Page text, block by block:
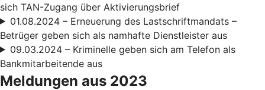
sich TAN-Zugang über Aktivierungsbrief
01.08.2024 – Erneuerung des Lastschriftmandats –
Betrüger geben sich als namhafte Dienstleister aus
09.03.2024 – Kriminelle geben sich am Telefon als
Bankmitarbeitende aus
Meldungen aus 2023